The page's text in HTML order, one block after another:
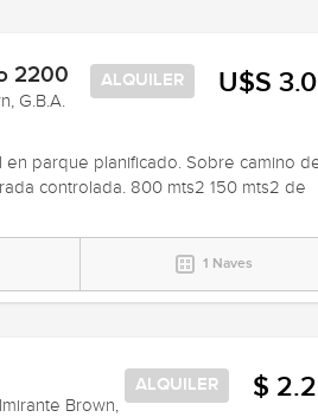
U$S
ALQUILER
2200
G.B.A.
en parque planificado. Sobre camino
controlada. 800 mts2 150 mts2 de
1 Naves
$
ALQUILER
Brown,